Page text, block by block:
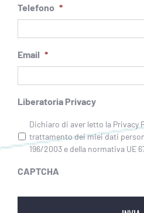
Telefono *
Email *
Liberatoria Privacy
Dichiaro di aver letto la Privacy
trattamento dei miei dati
196/2003 e della normativa UE
CAPTCHA